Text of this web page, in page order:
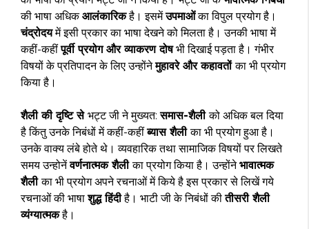
की भाषा अधिकआलंकारिकहै। इसमेंउपमाओंका विपुल प्रयोग है।
चंद्रोदयमें इसी प्रकार का भाषा देखने को मिलता है। उनकी भाषा में
कहीं-कहींपूर्वी प्रयोग और व्याकरण दोषभी दिखाई पड़ता है। गंभीर
विषयों के प्रतिपादन के लिए उन्होंनेमुहावरे और कहावतोंका भी प्रयोग
किया है।
शैली की दृष्टि से भट्ट जी ने मुख्यत:समास-शैलीको अधिक बल दिया
है किंतु उनके निबंधों में कहीं-कहींब्यास शैलीका भी प्रयोग हुआ है।
उनके वाक्य लंबे होते थे। व्यवहारिक तथा सामाजिक विषयों पर लिखते
समय उन्होनेंवर्णनात्मक शैलीका प्रयोग किया है। उन्होंनेभावात्मक
शैलीका भी प्रयोग अपने रचनाओं में किये है इस प्रकार से लिखें गये
रचनाओं की भाषाशुद्ध हिंदीहै। भाटी जी के निबंधों कीतीसरी शैली
व्यंग्यात्मकहै।